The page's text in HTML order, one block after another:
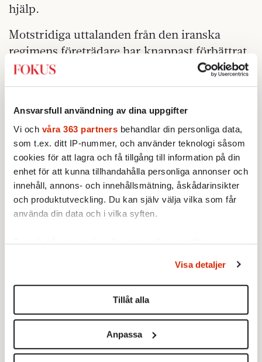
Ansvarsfull användning av dina uppgifter
Vi och våra 363 partners behandlar din personliga data,
som t.ex. ditt IP-nummer, och använder teknologi såsom
cookies för att lagra och få tillgång till information på din
enhet för att kunna tillhandahålla personliga annonser och
innehåll, annons- och innehållsmätning, åskådarinsikter
och produktutveckling. Du kan själv välja vilka som får
använda din data och i vilka syften.
Ta reda på mer om hur dina personliga uppgifter
Du kan ändra eller dra tillbaka ditt samtycke när som
helst från cookie-förklaringen.
Vi använder enhetsidentifierare för att anpassa innehållet
för sociala medier och analysera vår trafik. Vi
vidarebefordrar även sådana identifierare och annan
Visa detaljer
Tillåt alla
Anpassa
hjälp.
Motstridiga uttalanden från den iranska
regimens företrädare har knappast förbättrat
situationen. Tydligast kanske illustrerat när
president Pezeshkians bad gulfländerna om
utgått att de skulle upphöra, men därefter
fortsatte missil- och drönaranfallen medan
andra regimföreträdare kritiserade
presidenten och krävde hans avgång. Ett
tydligt bevis för att makten i Iran inte ligger
hos presidenten, utan hos Revolutionsgardet
och den hårdföra kretsen kring den nya
runt honom finns för övrigt oklarheter.